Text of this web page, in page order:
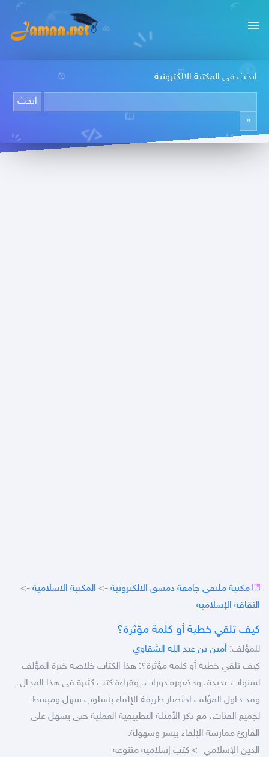
ابحث في المكتبة الالكترونية
مكتبة ملتقى جامعة دمشق الالكترونية -> المكتبة الاسلامية ->
الثقافة الإسلامية
كيف تلقي خطبة أو كلمة مؤثرة؟
للمؤلف: أمين بن عبد الله الشقاوي
كيف تلقي خطبة أو كلمة مؤثرة؟: هذا الكتاب خلاصة خبرة المؤلف
لسنوات عديدة، وحضوره دورات، وقراءة كتب كثيرة في هذا المجال،
وقد حاول المؤلف اختصار طريقة الإلقاء بأسلوب سهل ومبسط
لجميع الفئات، مع ذكر الأمثلة التطبيقية العملية حتى يسهل على
القارئ ممارسة الإلقاء بيسر وسهولة.
الدين الإسلامي -> كتب إسلامية متنوعة